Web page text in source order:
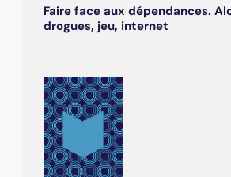
Faire face aux dépendances.
drogues, jeu, internet